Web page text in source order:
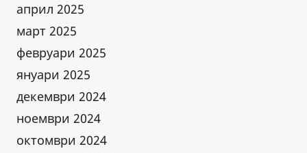
април 2025
март 2025
февруари 2025
януари 2025
декември 2024
ноември 2024
октомври 2024